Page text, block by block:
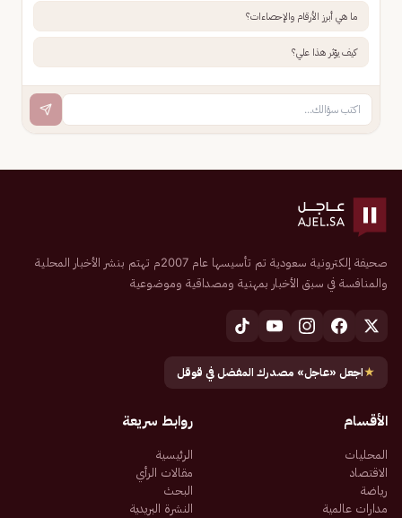
ما هي أبرز الأرقام والإحصاءات؟
كيف يؤثر هذا علي؟
صحيفة إلكترونية سعودية تم تأسيسها عام 2007م تهتم بنشر الأخبار المحلية
والمنافسة في سبق الأخبار بمهنية ومصداقية وموضوعية
★اجعل «عاجل» مصدرك المفضل في قوقل
الأقسام
المحليات
الاقتصاد
رياضة
مدارات عالمية
روابط سريعة
الرئيسية
مقالات الرأي
البحث
النشرة البريدية